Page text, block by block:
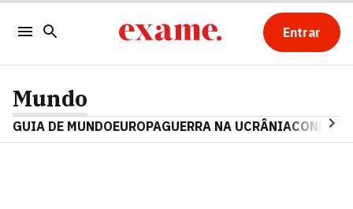
Entrar
Mundo
GUIA DE MUNDOEUROPAGUERRA NA UCRÂNIA